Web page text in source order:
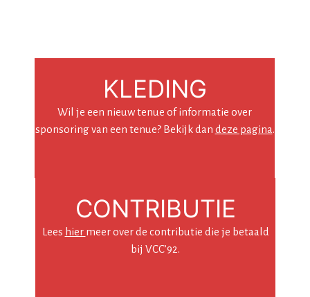
KLEDING
Wil je een nieuw tenue of informatie over
sponsoring van een tenue? Bekijk dan deze pagina.
CONTRIBUTIE
Lees hier meer over de contributie die je betaald
bij VCC’92.